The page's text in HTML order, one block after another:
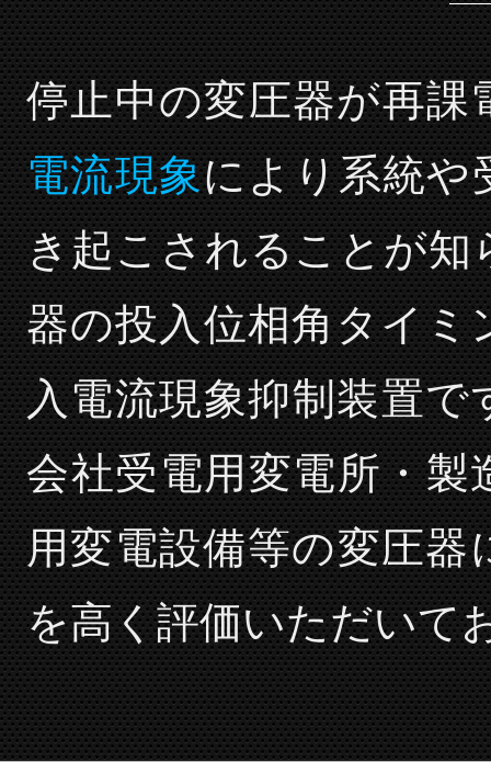
停止中の変圧器が再課
電流現象により系統や
き起こされることが
器の投入位相角タイ
入電流現象抑制装置
会社受電用変電所・
用変電設備等の変圧
を高く評価いただいて